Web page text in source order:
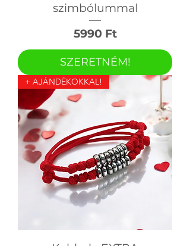
szimbólummal
Ár
5990 Ft
SZERETNÉM!
+ AJÁNDÉKOKKAL!